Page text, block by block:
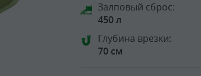
Залповый сброс:
450 л
Глубина врезки:
70 см